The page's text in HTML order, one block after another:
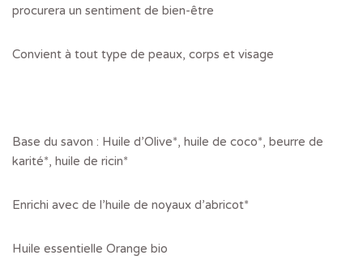
procurera un sentiment de bien-être
Convient à tout type de peaux, corps et visage
Base du savon : Huile d’Olive*, huile de coco*, beurre de
karité*, huile de ricin*
Enrichi avec de l’huile de noyaux d’abricot*
Huile essentielle Orange bio